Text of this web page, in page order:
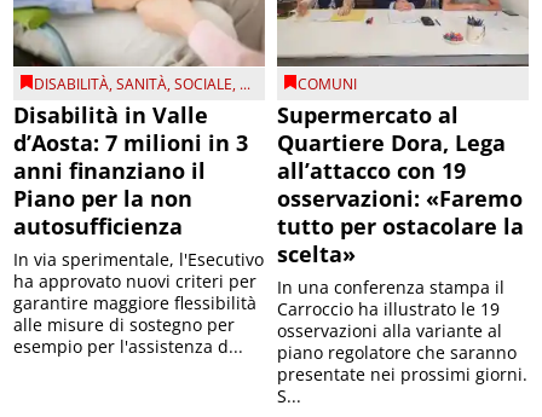
DISABILITÀ,SANITÀ,SOCIALE, ...
Disabilità in Valle
d’Aosta: 7 milioni in 3
anni finanziano il
Piano per la non
autosufficienza
In via sperimentale, l'Esecutivo
ha approvato nuovi criteri per
garantire maggiore flessibilità
alle misure di sostegno per
esempio per l'assistenza d...
COMUNI
Supermercato al
Quartiere Dora, Lega
all’attacco con 19
osservazioni: «Faremo
tutto per ostacolare la
scelta»
In una conferenza stampa il
Carroccio ha illustrato le 19
osservazioni alla variante al
piano regolatore che saranno
presentate nei prossimi giorni.
S...